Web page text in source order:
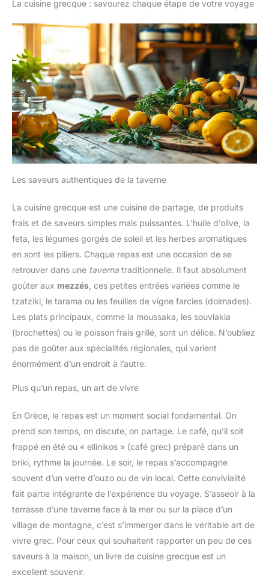
appareils 4,7" à 13"]
appareils mobiles de 4,7 à 13
pouces (12 à 33 cm) : iPad Pro
12.9/11/10.5/9.7, iPad Air, iPad
mini 2 à 4, Surface Pro, Kindle,
Switch, Galaxy Tabs, Pixel,
smartphones, etc. 📱 Il est
possible de fixer votre appareil
même avec sa coque de
protection, plus besoin de
l’enlever à chaque utilisation !
à 170 mm (3,15 à 6,69 pouces). Ne convient pas aux véhicules
JOYROOM porte tablette voiture convient à tous les appareils
de 4,7 à 12,9 pouces, y compris toutes les séries d'iPad, de
lecteurs électroniques, de Galaxy Tab, de Switch, de
smartphones et bien plus encore. L'épaisseur maximale du
support pour votre appareil est de 0,67 pouces (17 mm),
veuillez vous assurer que votre appareil et son étui se situent
dans cette fourchette [Petit Encombrement] JOYROOM support
tablette voiture a une forme pliable en une seule pièce pour la
barre d'extension et une structure pliable pour le bras de
fixation de la tablette. Lorsque vous n'avez pas besoin
d'utiliser le support, le support pliable ne prend pas de place
dans la voiture. Il permet de réduire efficacement les collisions
inutiles lorsque les enfants montent et descendent de la voiture
[Vous accompagner à chaque moment heureux] JOYROOM se
concentre toujours sur les produits électroniques depuis 14
ans, fournit des services professionnels 1 à 1 à nos clients. Si
support de voiture pour appui-tête, envoyez-nous simplement
un message via Amazon. Une solution satisfaisante sera
La cuisine grecque : savourez chaque étape de votre voyage
Les saveurs authentiques de la taverne
La cuisine grecque est une cuisine de partage, de produits
frais et de saveurs simples mais puissantes. L’huile d’olive, la
feta, les légumes gorgés de soleil et les herbes aromatiques
en sont les piliers. Chaque repas est une occasion de se
retrouver dans une taverna traditionnelle. Il faut absolument
goûter aux mezzés , ces petites entrées variées comme le
tzatziki, le tarama ou les feuilles de vigne farcies (dolmades).
Les plats principaux, comme la moussaka, les souvlakia
(brochettes) ou le poisson frais grillé, sont un délice. N’oubliez
pas de goûter aux spécialités régionales, qui varient
énormément d’un endroit à l’autre.
Plus qu’un repas, un art de vivre
En Grèce, le repas est un moment social fondamental. On
prend son temps, on discute, on partage. Le café, qu’il soit
frappé en été ou « ellinikos » (café grec) préparé dans un
briki, rythme la journée. Le soir, le repas s’accompagne
souvent d’un verre d’ouzo ou de vin local. Cette convivialité
fait partie intégrante de l’expérience du voyage. S’asseoir à la
terrasse d’une taverne face à la mer ou sur la place d’un
village de montagne, c’est s’immerger dans le véritable art de
vivre grec. Pour ceux qui souhaitent rapporter un peu de ces
saveurs à la maison, un livre de cuisine grecque est un
excellent souvenir.